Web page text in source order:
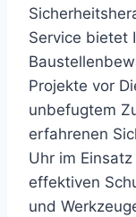
Service bietet
Projekte vor
unbefugtem
erfahrenen
Uhr im
effektiven
und